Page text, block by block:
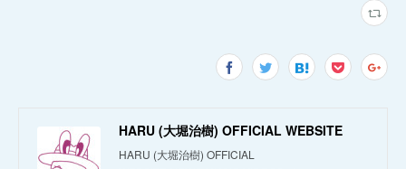
HARU (大堀治樹) OFFICIAL WEBSITE
HARU (大堀治樹) OFFICIAL